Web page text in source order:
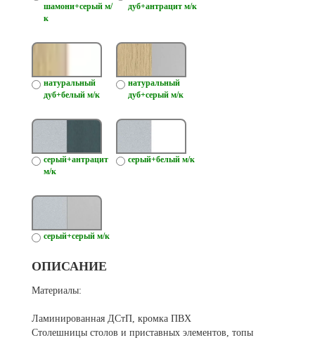
шамони+серый м/
к
дуб+антрацит м/к
натуральный
дуб+белый м/к
натуральный
дуб+серый м/к
серый+антрацит
м/к
серый+белый м/к
серый+серый м/к
ОПИСАНИЕ
Материалы:
Ламинированная ДСтП, кромка ПВХ
Столешницы столов и приставных элементов, топы